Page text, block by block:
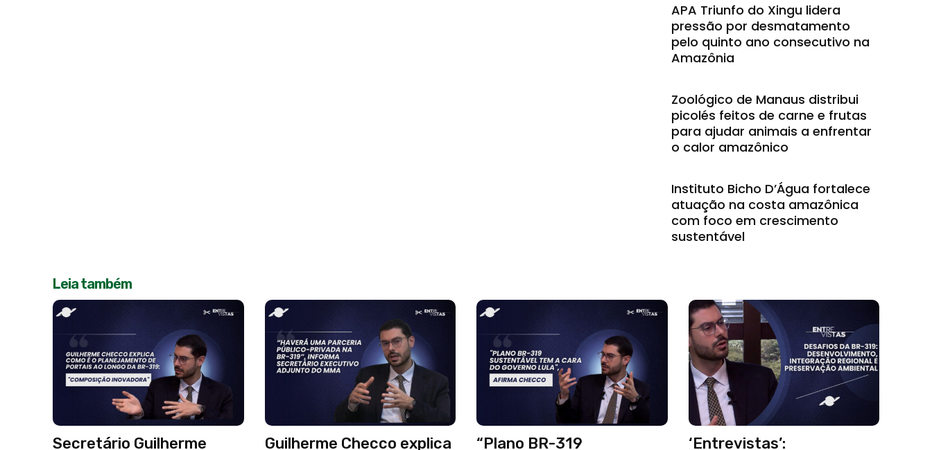
APA Triunfo do Xingu lidera
pressão por desmatamento
pelo quinto ano consecutivo na
Amazônia
Zoológico de Manaus distribui
picolés feitos de carne e frutas
para ajudar animais a enfrentar
o calor amazônico
Instituto Bicho D’Água fortalece
atuação na costa amazônica
com foco em crescimento
sustentável
Leia também
Secretário Guilherme Guilherme Checco explica “Plano BR-319 ‘Entrevistas’: